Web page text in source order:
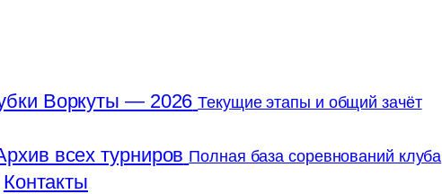
Воркуты — 2026 Текущие этапы и общий зачёт
всех турниров Полная база соревнований клуба
Контакты